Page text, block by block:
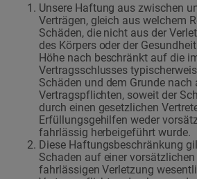
Unsere Haftung aus zwischen
Verträgen, gleich aus welchem
Schäden, die nicht aus der
des Körpers oder der
Höhe nach beschränkt auf die
Vertragsschlusses
Schäden und dem Grunde
Vertragspflichten, soweit der
durch einen gesetzlichen
Erfüllungsgehilfen weder
fahrlässig herbeigeführt wurde.
Diese Haftungsbeschränkung
Schaden auf einer vorsätzlichen
fahrlässigen Verletzung